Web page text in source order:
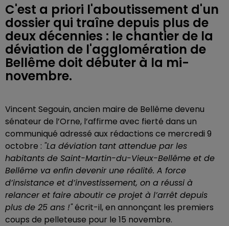
C'est a priori l'aboutissement d'un
dossier qui traîne depuis plus de
deux décennies : le chantier de la
déviation de l'agglomération de
Bellême doit débuter à la mi-
novembre.
Vincent Segouin, ancien maire de Bellême devenu
sénateur de l’Orne, l’affirme avec fierté dans un
communiqué adressé aux rédactions ce mercredi 9
octobre : "La déviation tant attendue par les
habitants de Saint-Martin-du-Vieux-Bellême et de
Bellême va enfin devenir une réalité. A force
d’insistance et d’investissement, on a réussi à
relancer et faire aboutir ce projet à l’arrêt depuis
plus de 25 ans !"écrit-il, en annonçant les premiers
coups de pelleteuse pour le 15 novembre.